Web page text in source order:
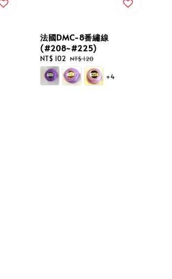
法國DMC-8番繡線
(#208~#225)
Sale
price
NT$ 102 Regular
price
NT$ 120
+4